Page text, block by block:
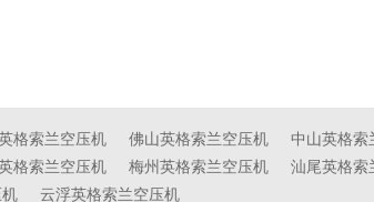
格索兰空压机 佛山英格索兰空压机 中山英格索
格索兰空压机 梅州英格索兰空压机 汕尾英格索
云浮英格索兰空压机